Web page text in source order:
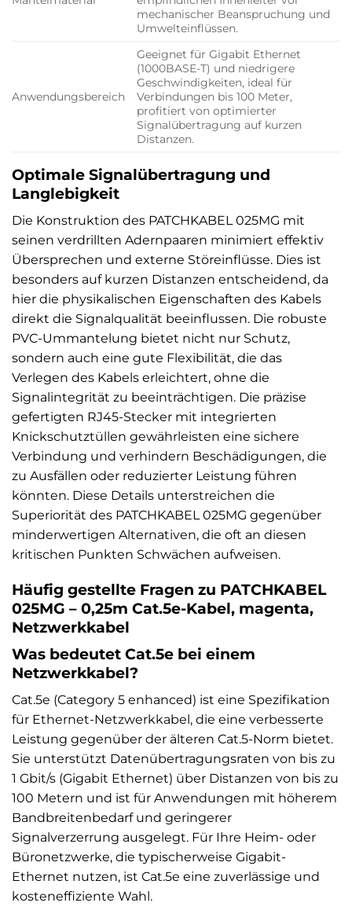
mechanischer Beanspruchung und
Umwelteinflüssen.
Anwendungsbereich
Geeignet für Gigabit Ethernet
(1000BASE-T) und niedrigere
Geschwindigkeiten, ideal für
Verbindungen bis 100 Meter,
profitiert von optimierter
Signalübertragung auf kurzen
Distanzen.
Optimale Signalübertragung und
Langlebigkeit
Die Konstruktion des PATCHKABEL 025MG mit
seinen verdrillten Adernpaaren minimiert effektiv
Übersprechen und externe Störeinflüsse. Dies ist
besonders auf kurzen Distanzen entscheidend, da
hier die physikalischen Eigenschaften des Kabels
direkt die Signalqualität beeinflussen. Die robuste
PVC-Ummantelung bietet nicht nur Schutz,
sondern auch eine gute Flexibilität, die das
Verlegen des Kabels erleichtert, ohne die
Signalintegrität zu beeinträchtigen. Die präzise
gefertigten RJ45-Stecker mit integrierten
Knickschutztüllen gewährleisten eine sichere
Verbindung und verhindern Beschädigungen, die
zu Ausfällen oder reduzierter Leistung führen
könnten. Diese Details unterstreichen die
Superiorität des PATCHKABEL 025MG gegenüber
minderwertigen Alternativen, die oft an diesen
kritischen Punkten Schwächen aufweisen.
Häufig gestellte Fragen zu PATCHKABEL
025MG – 0,25m Cat.5e-Kabel, magenta,
Netzwerkkabel
Was bedeutet Cat.5e bei einem
Netzwerkkabel?
Cat.5e (Category 5 enhanced) ist eine Spezifikation
für Ethernet-Netzwerkkabel, die eine verbesserte
Leistung gegenüber der älteren Cat.5-Norm bietet.
Sie unterstützt Datenübertragungsraten von bis zu
1 Gbit/s (Gigabit Ethernet) über Distanzen von bis zu
100 Metern und ist für Anwendungen mit höherem
Bandbreitenbedarf und geringerer
Signalverzerrung ausgelegt. Für Ihre Heim- oder
Büronetzwerke, die typischerweise Gigabit-
Ethernet nutzen, ist Cat.5e eine zuverlässige und
kosteneffiziente Wahl.